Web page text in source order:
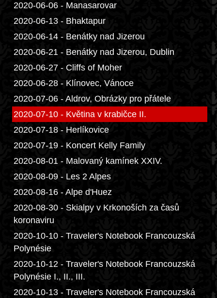
2020-06-06 - Manasarovar
2020-06-13 - Bhaktapur
2020-06-14 - Benátky nad Jizerou
2020-06-21 - Benátky nad Jizerou, Dublin
2020-06-27 - Cliffs of Moher
2020-06-28 - Klínovec, Vánoce
2020-07-06 - Aldrov, Obrázky pro přátele
2020-07-10 - Květina v krabičce II.
2020-07-18 - Herlíkovice
2020-07-19 - Koncert Kelly Family
2020-08-01 - Malovaný kamínek XXIV.
2020-08-09 - Les 2 Alpes
2020-08-16 - Alpe d'Huez
2020-08-30 - Skialpy v Krkonoších za časů
koronaviru
2020-10-10 - Traveler's Notebook Francouzská
Polynésie
2020-10-12 - Traveler's Notebook Francouzská
Polynésie I., II., III.
2020-10-13 - Traveler's Notebook Francouzská